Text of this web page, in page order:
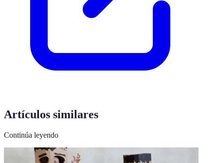
Artículos similares
Continúa leyendo